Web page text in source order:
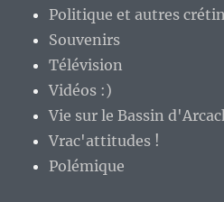
Politique et autres
Souvenirs
Télévision
Vidéos :)
Vie sur le Bassin
Vrac'attitudes !
Polémique